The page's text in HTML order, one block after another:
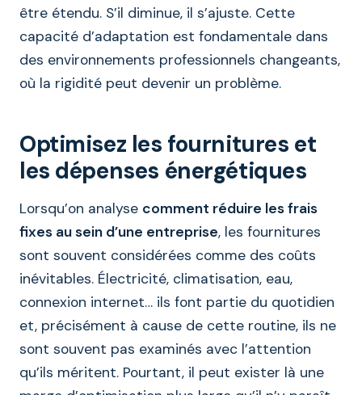
être étendu. S’il diminue, il s’ajuste. Cette
capacité d’adaptation est fondamentale dans
des environnements professionnels changeants,
où la rigidité peut devenir un problème.
Optimisez les fournitures et
les dépenses énergétiques
Lorsqu’on analyse comment réduire les frais
fixes au sein d’une entreprise, les fournitures
sont souvent considérées comme des coûts
inévitables. Électricité, climatisation, eau,
connexion internet… ils font partie du quotidien
et, précisément à cause de cette routine, ils ne
sont souvent pas examinés avec l’attention
qu’ils méritent. Pourtant, il peut exister là une